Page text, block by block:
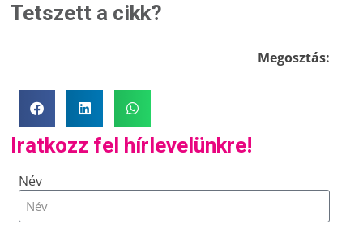
Tetszett a cikk?
Megosztás:
Iratkozz fel hírlevelünkre!
Név